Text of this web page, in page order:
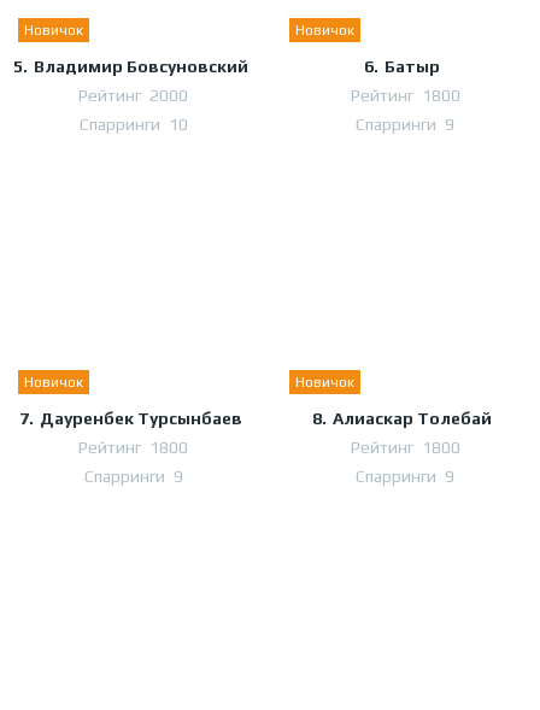
Новичок
5. Владимир Бовсуновский
Рейтинг 2000
Спарринги
10
Новичок
6. Батыр
Рейтинг 1800
Спарринги 9
Новичок
7. Дауренбек Турсынбаев
Рейтинг 1800
Спарринги 9
Новичок
8. Алиаскар Толебай
Рейтинг 1800
Спарринги 9